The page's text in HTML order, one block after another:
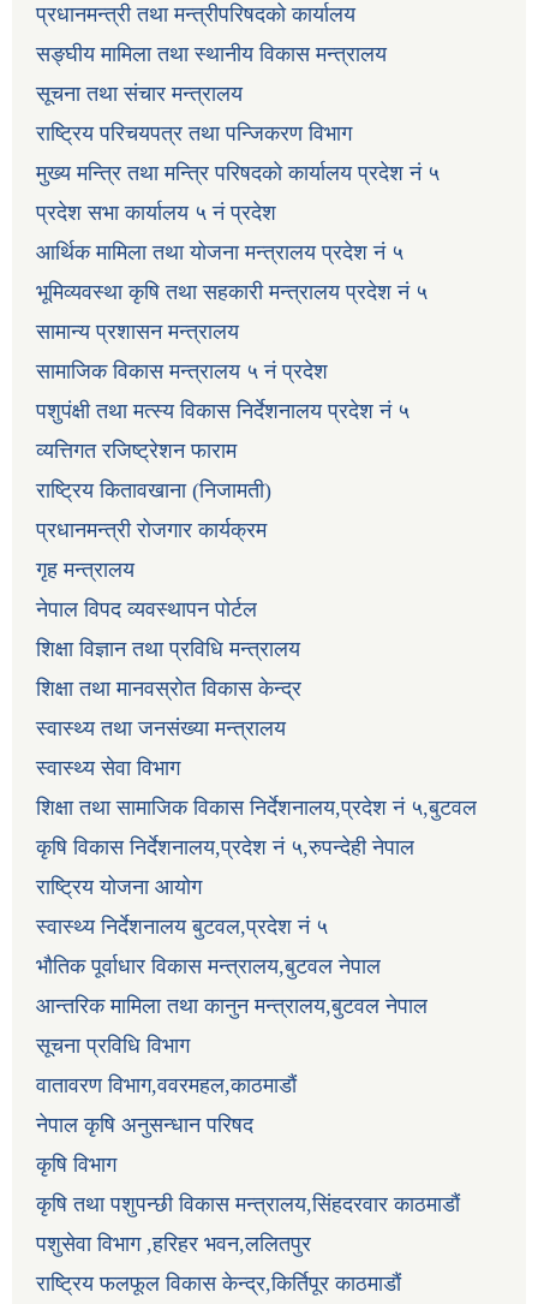
प्रधानमन्त्री तथा मन्त्रीपरिषदको कार्यालय
सङ्घीय मामिला तथा स्थानीय विकास मन्त्रालय
सूचना तथा संचार मन्त्रालय
राष्ट्रिय परिचयपत्र तथा पन्जिकरण विभाग
मुख्य मन्त्रि तथा मन्त्रि परिषदको कार्यालय प्रदेश नं ५
प्रदेश सभा कार्यालय ५ नं प्रदेश
आर्थिक मामिला तथा योजना मन्त्रालय प्रदेश नं ५
भूमिव्यवस्था कृषि तथा सहकारी मन्त्रालय प्रदेश नं ५
सामान्य प्रशासन मन्त्रालय
सामाजिक विकास मन्त्रालय ५ नं प्रदेश
पशुपंक्षी तथा मत्स्य विकास निर्देशनालय प्रदेश नं ५
व्यत्तिगत रजिष्ट्रेशन फाराम
राष्ट्रिय कितावखाना (निजामती)
प्रधानमन्त्री रोजगार कार्यक्रम
गृह मन्त्रालय
नेपाल विपद व्यवस्थापन पोर्टल
शिक्षा विज्ञान तथा प्रविधि मन्त्रालय
शिक्षा तथा मानवस्रोत विकास केन्द्र
स्वास्थ्य तथा जनसंख्या मन्त्रालय
स्वास्थ्य सेवा विभाग
शिक्षा तथा सामाजिक विकास निर्देशनालय,प्रदेश नं ५,बुटवल
कृषि विकास निर्देशनालय,प्रदेश नं ५,रुपन्देही नेपाल
राष्ट्रिय योजना आयोग
स्वास्थ्य निर्देशनालय बुटवल,प्रदेश नं ५
भौतिक पूर्वाधार विकास मन्त्रालय,बुटवल नेपाल
आन्तरिक मामिला तथा कानुन मन्त्रालय,बुटवल नेपाल
सूचना प्रविधि विभाग
वातावरण विभाग,ववरमहल,काठमाडौं
नेपाल कृषि अनुसन्धान परिषद
कृषि विभाग
कृषि तथा पशुपन्छी विकास मन्त्रालय,सिंहदरवार काठमाडौं
पशुसेवा विभाग ,हरिहर भवन,ललितपुर
राष्ट्रिय फलफूल विकास केन्द्र,किर्तिपूर काठमाडौं